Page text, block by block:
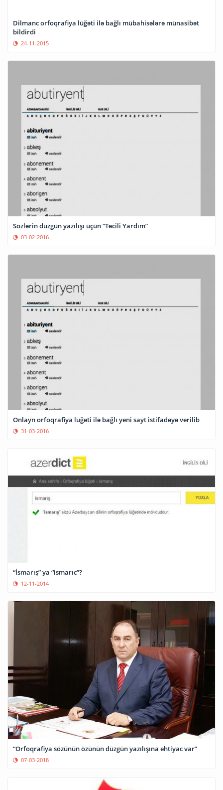
Dilmanc orfoqrafiya lüğəti ilə bağlı mübahisələrə münasibət
bildirdi
24-11-2015
Sözlərin düzgün yazılışı üçün “Təcili Yardım”
03-02-2016
Onlayn orfoqrafiya lüğəti ilə bağlı yeni sayt istifadəyə verilib
31-03-2016
“İsmarış” ya “ismarıc”?
12-11-2014
“Orfoqrafiya sözünün özünün düzgün yazılışına ehtiyac var”
07-03-2018